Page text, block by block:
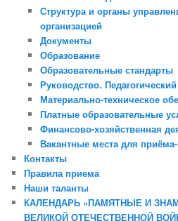
Структура и органы
организацией
Документы
Образование
Образовательные стандарты
Руководство.
Материально-техническое
Платные образовательные
Финансово-хозяйственная
Вакантные места для
Контакты
Правила приема
Наши таланты
КАЛЕНДАРЬ «ПАМЯТНЫЕ И
ВЕЛИКОЙ ОТЕЧЕСТВЕННОЙ